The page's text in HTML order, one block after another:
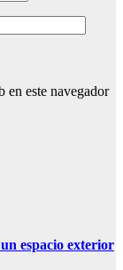
en este navegador
espacio exterior